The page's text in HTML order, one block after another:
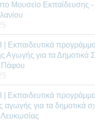
Μουσείο Εκπαίδευσης
Εκπαιδευτικά
Αγωγής για τα Δημοτικά
Πάφου
Εκπαιδευτικά
αγωγής για τα δημοτικά